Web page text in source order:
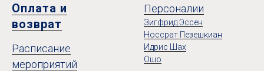
Оплата и
возврат
Расписание
мероприятий
Персоналии
Зигфрид Эссен
Носсрат Пезешкиан
Идрис Шах
Ошо